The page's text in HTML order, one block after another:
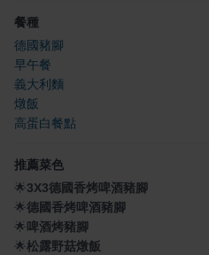
餐種
德國豬腳
早午餐
義大利麵
燉飯
高蛋白餐點
推薦菜色
🌟3X3德國香烤啤酒豬腳
🌟德國香烤啤酒豬腳
🌟啤酒烤豬腳
🌟松露野菇燉飯